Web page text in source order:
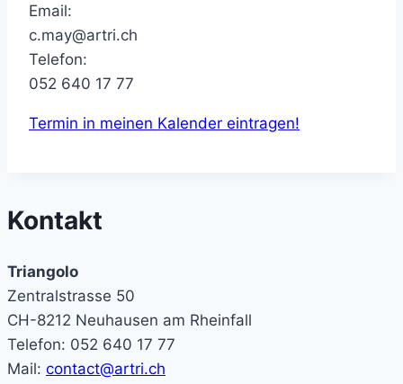
Email:
c.may@artri.ch
Telefon:
052 640 17 77
Termin in meinen Kalender eintragen!
Kontakt
Triangolo
Zentralstrasse 50
CH-8212 Neuhausen am Rheinfall
Telefon: 052 640 17 77
Mail: contact@artri.ch